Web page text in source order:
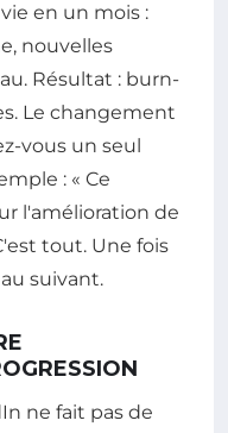
en un mois :
nouvelles
Résultat : burn-
Le changement
vous un seul
: « Ce
l'amélioration de
tout. Une fois
suivant.
ne fait pas de